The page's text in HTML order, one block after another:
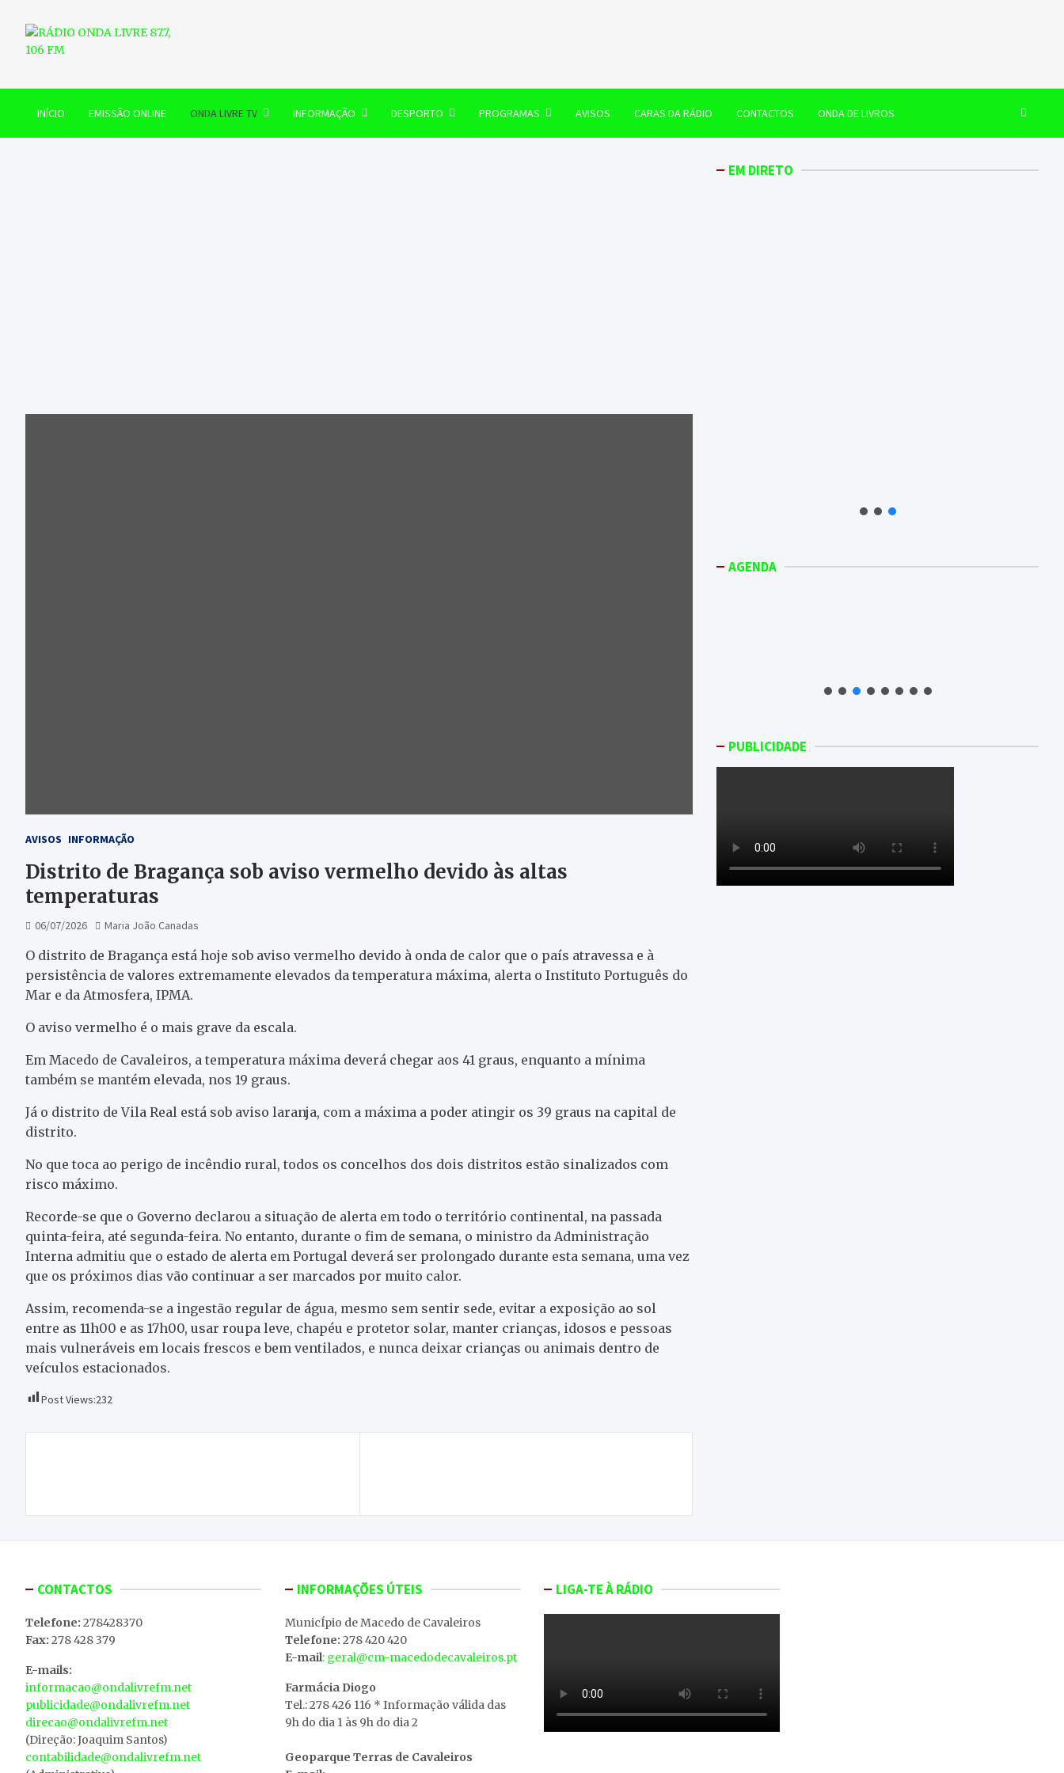
content
RÁDIO ONDA LIVRE 87.7, 106 FM
INÍCIO EMISSÃO ONLINE ONDA LIVRE TV INFORMAÇÃO DESPORTO PROGRAMAS AVISOS CARAS DA RÁDIO CONTACTOS ONDA DE LIVROS
AVISOS INFORMAÇÃO
Distrito de Bragança sob aviso vermelho devido às altas
temperaturas
06/07/2026 Maria João Canadas
O distrito de Bragança está hoje sob aviso vermelho devido à onda de calor que o país atravessa e à
persistência de valores extremamente elevados da temperatura máxima, alerta o Instituto Português do
Mar e da Atmosfera, IPMA.
O aviso vermelho é o mais grave da escala.
Em Macedo de Cavaleiros, a temperatura máxima deverá chegar aos 41 graus, enquanto a mínima
também se mantém elevada, nos 19 graus.
Já o distrito de Vila Real está sob aviso laranja, com a máxima a poder atingir os 39 graus na capital de
distrito.
No que toca ao perigo de incêndio rural, todos os concelhos dos dois distritos estão sinalizados com
risco máximo.
Recorde-se que o Governo declarou a situação de alerta em todo o território continental, na passada
quinta-feira, até segunda-feira. No entanto, durante o fim de semana, o ministro da Administração
Interna admitiu que o estado de alerta em Portugal deverá ser prolongado durante esta semana, uma vez
que os próximos dias vão continuar a ser marcados por muito calor.
Assim, recomenda-se a ingestão regular de água, mesmo sem sentir sede, evitar a exposição ao sol
entre as 11h00 e as 17h00, usar roupa leve, chapéu e protetor solar, manter crianças, idosos e pessoas
mais vulneráveis em locais frescos e bem ventilados, e nunca deixar crianças ou animais dentro de
veículos estacionados.
Post Views:232
artigos
EM DIRETO
AGENDA
PUBLICIDADE
CONTACTOS
Telefone: 278428370
Fax: 278 428 379
E-mails:
informacao@ondalivrefm.net
publicidade@ondalivrefm.net
direcao@ondalivrefm.net
(Direção: Joaquim Santos)
contabilidade@ondalivrefm.net
INFORMAÇÕES ÚTEIS
MunicÍpio de Macedo de Cavaleiros
Telefone: 278 420 420
E-mail: geral@cm-macedodecavaleiros.pt
Farmácia Diogo
Tel.: 278 426 116 * Informação válida das
9h do dia 1 às 9h do dia 2
Geoparque Terras de Cavaleiros
LIGA-TE À RÁDIO